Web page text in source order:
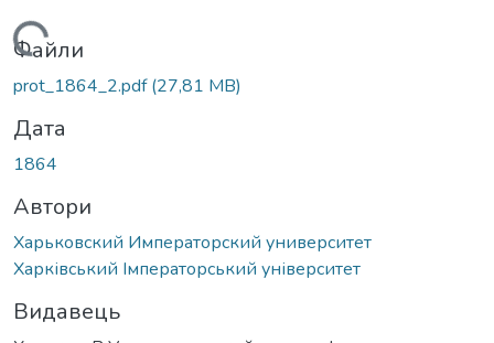
Вантажиться...
Файли
prot_1864_2.pdf(27,81 MB)
Дата
1864
Автори
Харьковский Императорский университет
Харківський Імператорський університет
Видавець